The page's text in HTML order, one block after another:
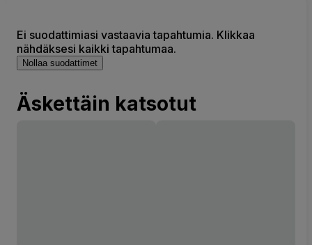
Ei suodattimiasi vastaavia tapahtumia. Klikkaa
nähdäksesi kaikki tapahtumaa.
Nollaa suodattimet
Äskettäin katsotut